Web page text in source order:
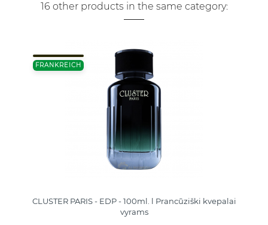
16 other products in the same category:
FRANKREICH
CLUSTER PARIS - EDP - 100ml. l Pranсūziški kvepalai
vyrams